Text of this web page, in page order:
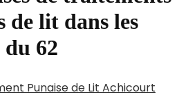
de lit dans les
62
Punaise de Lit Achicourt